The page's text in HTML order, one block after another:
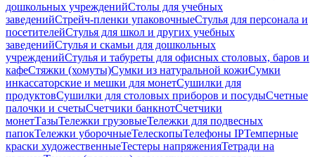
дошкольных учрежденийСтолы для учебных
заведенийСтрейч-пленки упаковочныеСтулья для персонала и
посетителейСтулья для школ и других учебных
заведенийСтулья и скамьи для дошкольных
учрежденийСтулья и табуреты для офисных столовых, баров и
кафеСтяжки (хомуты)Сумки из натуральной кожиСумки
инкассаторские и мешки для монетСушилки для
продуктовСушилки для столовых приборов и посудыСчетные
палочки и счетыСчетчики банкнотСчетчики
монетТазыТележки грузовыеТележки для подвесных
папокТележки уборочныеТелескопыТелефоны IPТемперные
краски художественныеТестеры напряженияТетради на